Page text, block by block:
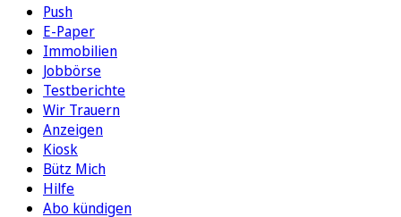
Push
E-Paper
Immobilien
Jobbörse
Testberichte
Wir Trauern
Anzeigen
Kiosk
Bütz Mich
Hilfe
Abo kündigen